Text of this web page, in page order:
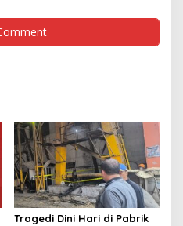
Tragedi Dini Hari di Pabrik